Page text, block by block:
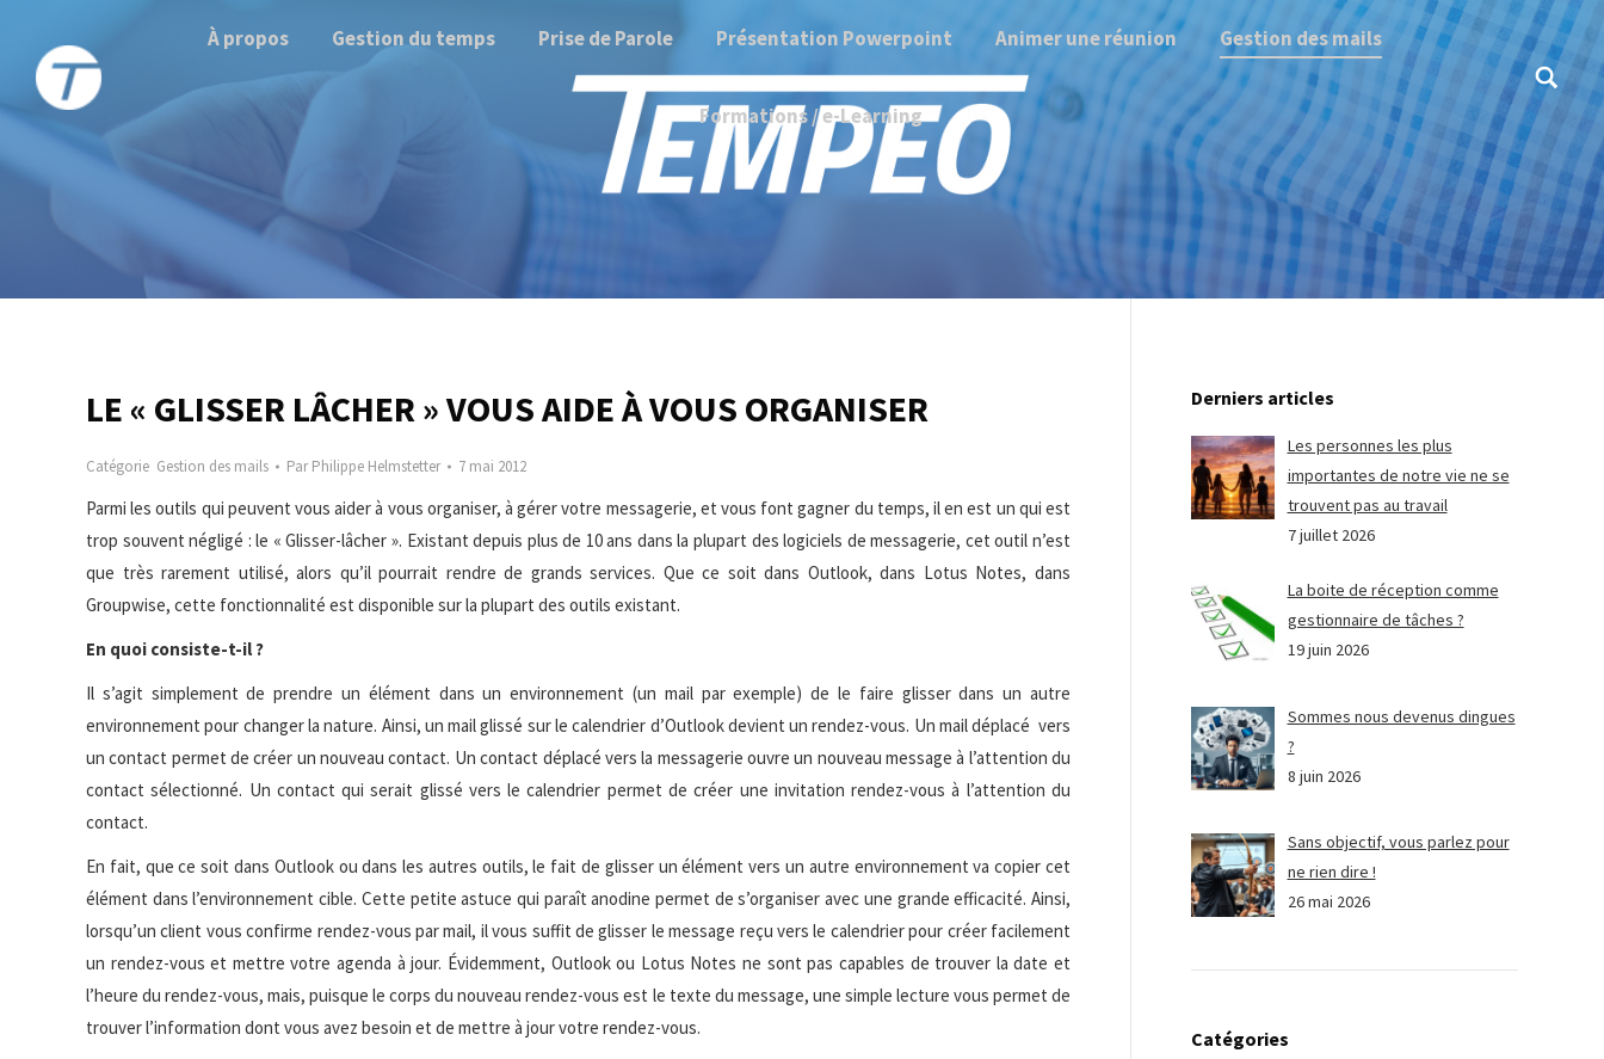
À propos Gestion du temps Prise de Parole Présentation Powerpoint Animer une réunion Gestion des mails
Formations / e-Learning
Search:
LE « GLISSER LÂCHER » VOUS AIDE À VOUS ORGANISER
Catégorie Gestion des mails ParPhilippe Helmstetter 7 mai 2012
Parmi les outils qui peuvent vous aider à vous organiser, à gérer votre messagerie, et vous font gagner du temps, il en est un qui est
trop souvent négligé : le « Glisser-lâcher ». Existant depuis plus de 10 ans dans la plupart des logiciels de messagerie, cet outil n’est
que très rarement utilisé, alors qu’il pourrait rendre de grands services. Que ce soit dans Outlook, dans Lotus Notes, dans
Groupwise, cette fonctionnalité est disponible sur la plupart des outils existant.
En quoi consiste-t-il ?
Il s’agit simplement de prendre un élément dans un environnement (un mail par exemple) de le faire glisser dans un autre
environnement pour changer la nature. Ainsi, un mail glissé sur le calendrier d’Outlook devient un rendez-vous. Un mail déplacé vers
un contact permet de créer un nouveau contact. Un contact déplacé vers la messagerie ouvre un nouveau message à l’attention du
contact sélectionné. Un contact qui serait glissé vers le calendrier permet de créer une invitation rendez-vous à l’attention du
contact.
En fait, que ce soit dans Outlook ou dans les autres outils, le fait de glisser un élément vers un autre environnement va copier cet
élément dans l’environnement cible. Cette petite astuce qui paraît anodine permet de s’organiser avec une grande efficacité. Ainsi,
lorsqu’un client vous confirme rendez-vous par mail, il vous suffit de glisser le message reçu vers le calendrier pour créer facilement
un rendez-vous et mettre votre agenda à jour. Évidemment, Outlook ou Lotus Notes ne sont pas capables de trouver la date et
l’heure du rendez-vous, mais, puisque le corps du nouveau rendez-vous est le texte du message, une simple lecture vous permet de
trouver l’information dont vous avez besoin et de mettre à jour votre rendez-vous.
Derniers articles
Les personnes les plus
importantes de notre vie ne se
trouvent pas au travail
7 juillet 2026
La boite de réception comme
gestionnaire de tâches ?
19 juin 2026
Sommes nous devenus dingues
?
8 juin 2026
Sans objectif, vous parlez pour
ne rien dire !
26 mai 2026
Catégories